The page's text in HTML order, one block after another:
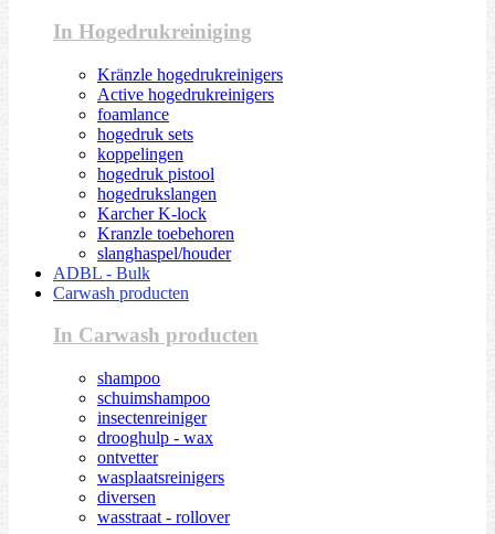
In Hogedrukreiniging
Kränzle hogedrukreinigers
Active hogedrukreinigers
foamlance
hogedruk sets
koppelingen
hogedruk pistool
hogedrukslangen
Karcher K-lock
Kranzle toebehoren
slanghaspel/houder
ADBL - Bulk
Carwash producten
In Carwash producten
shampoo
schuimshampoo
insectenreiniger
drooghulp - wax
ontvetter
wasplaatsreinigers
diversen
wasstraat - rollover